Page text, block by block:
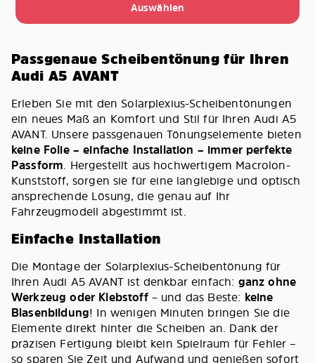
Auswählen
Passgenaue Scheibentönung für Ihren
Audi A5 AVANT
Erleben Sie mit den Solarplexius-Scheibentönungen
ein neues Maß an Komfort und Stil für Ihren Audi A5
AVANT. Unsere passgenauen Tönungselemente bieten
keine Folie – einfache Installation – immer perfekte
Passform. Hergestellt aus hochwertigem Macrolon-
Kunststoff, sorgen sie für eine langlebige und optisch
ansprechende Lösung, die genau auf Ihr
Fahrzeugmodell abgestimmt ist.
Einfache Installation
Die Montage der Solarplexius-Scheibentönung für
Ihren Audi A5 AVANT ist denkbar einfach: ganz ohne
Werkzeug oder Klebstoff– und das Beste: keine
Blasenbildung! In wenigen Minuten bringen Sie die
Elemente direkt hinter die Scheiben an. Dank der
präzisen Fertigung bleibt kein Spielraum für Fehler –
so sparen Sie Zeit und Aufwand und genießen sofort